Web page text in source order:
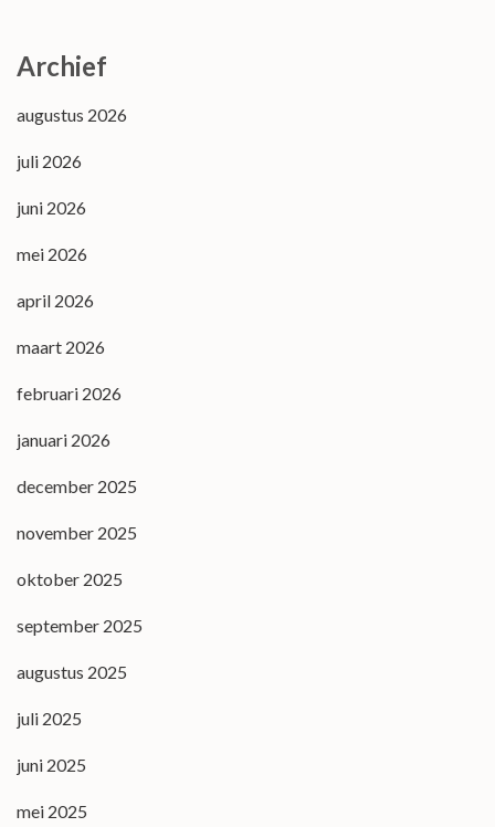
Archief
augustus 2026
juli 2026
juni 2026
mei 2026
april 2026
maart 2026
februari 2026
januari 2026
december 2025
november 2025
oktober 2025
september 2025
augustus 2025
juli 2025
juni 2025
mei 2025